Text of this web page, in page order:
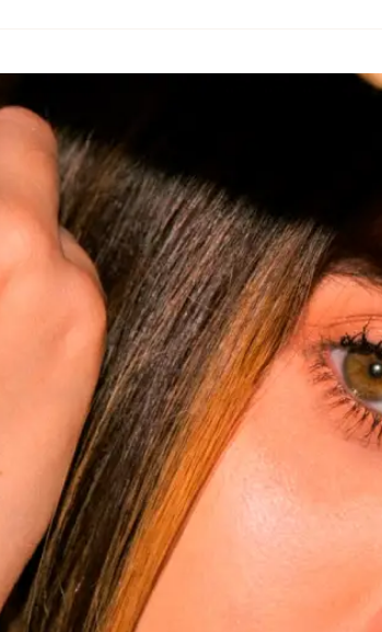
Separador
diamantado